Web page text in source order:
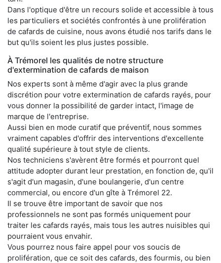
Dans l'optique d'être un recours solide et accessible à tous
les particuliers et sociétés confrontés à une prolifération
de cafards de cuisine, nous avons étudié nos tarifs dans le
but qu'ils soient les plus justes possible.
À Trémorel les qualités de notre structure
d'extermination de cafards de maison
Nos experts sont à même d'agir avec la plus grande
discrétion pour votre extermination de cafards rayés, pour
vous donner la possibilité de garder intact, l'image de
marque de l'entreprise.
Aussi bien en mode curatif que préventif, nous sommes
vraiment capables d'offrir des interventions d'excellente
qualité supérieure à tout style de clients.
Nos techniciens s'avèrent être formés et pourront quel
attitude adopter durant leur prestation, en fonction de, qu'il
s'agit d'un magasin, d'une boulangerie, d'un centre
commercial, ou encore d'un gîte à Trémorel 22.
Il se trouve être important de savoir que nos
professionnels ne sont pas formés uniquement pour
traiter les cafards rayés, mais tous les autres nuisibles qui
pourraient vous envahir.
Vous pourrez nous faire appel pour vos soucis de
prolifération, que ce soit des cafards, des fourmis, ou bien